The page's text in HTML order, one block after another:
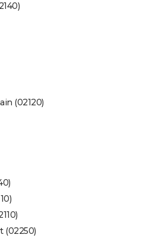
(02120)
(02250)